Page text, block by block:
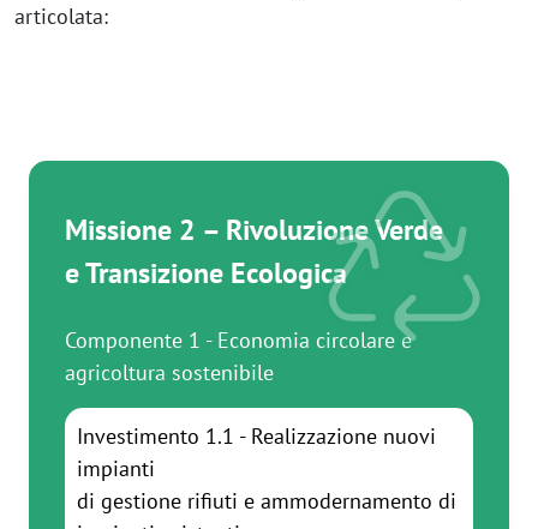
articolata:
Missione 2 – Rivoluzione Verde
e Transizione Ecologica
Componente 1 - Economia circolare e
agricoltura sostenibile
Investimento 1.1 - Realizzazione nuovi
impianti
di gestione rifiuti e ammodernamento di